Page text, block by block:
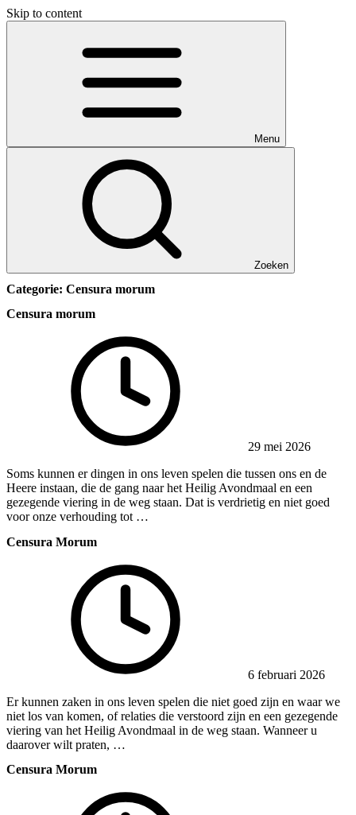
Skip to content
Menu
Zoeken
Categorie: Censura morum
Censura morum
29 mei 2026
Soms kunnen er dingen in ons leven spelen die tussen ons en de
Heere instaan, die de gang naar het Heilig Avondmaal en een
gezegende viering in de weg staan. Dat is verdrietig en niet goed
voor onze verhouding tot …
Censura Morum
6 februari 2026
Er kunnen zaken in ons leven spelen die niet goed zijn en waar we
niet los van komen, of relaties die verstoord zijn en een gezegende
viering van het Heilig Avondmaal in de weg staan. Wanneer u
daarover wilt praten, …
Censura Morum